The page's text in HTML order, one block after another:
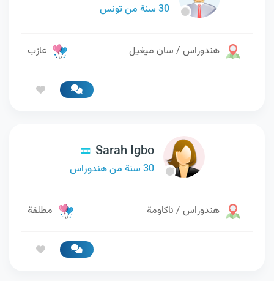
30 سنة من تونس
هندوراس / سان ميغيل عازب
Sarah Igbo
30 سنة من هندوراس
هندوراس / ناكاومة مطلقة